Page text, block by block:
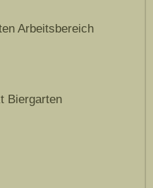
Arbeitsbereich
Biergarten